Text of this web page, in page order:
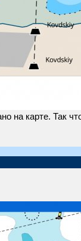
на карте. Так